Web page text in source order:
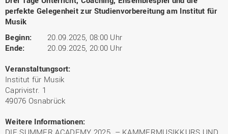
perfekte Gelegenheit zur Studienvorbereitung am Institut für
Musik
Beginn:
20.09.2025, 08:00 Uhr
Ende:
20.09.2025, 20:00 Uhr
Veranstaltungsort:
Institut für Musik
Caprivistr. 1
49076 Osnabrück
Weitere Informationen:
DIE SUMMER ACADEMY 2025 – KAMMERMUSIKKURS UND